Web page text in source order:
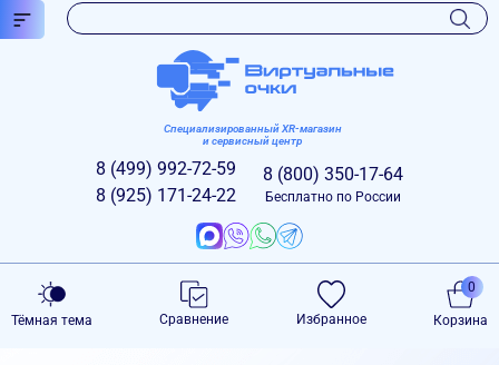
Специализированный XR-магазин
и сервисный центр
8 (499) 992-72-59
8 (925) 171-24-22
8 (800) 350-17-64
Бесплатно по России
Тёмная тема Сравнение Избранное Корзина
0